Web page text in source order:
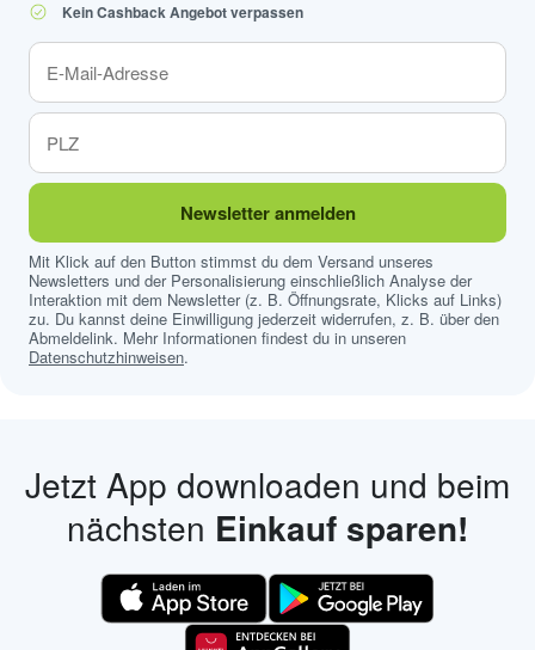
Kein Cashback Angebot verpassen
Newsletter anmelden
Mit Klick auf den Button stimmst du dem Versand unseres
Newsletters und der Personalisierung einschließlich Analyse der
Interaktion mit dem Newsletter (z. B. Öffnungsrate, Klicks auf Links)
zu. Du kannst deine Einwilligung jederzeit widerrufen, z. B. über den
Abmeldelink. Mehr Informationen findest du in unseren
Datenschutzhinweisen.
Jetzt App downloaden und beim
nächsten Einkauf sparen!